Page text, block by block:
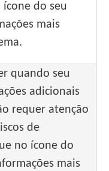
do seu
mais
quando seu
adicionais
requer atenção
de
no ícone do
mais